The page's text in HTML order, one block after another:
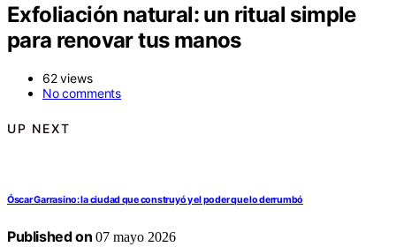
Exfoliación natural: un ritual simple
para renovar tus manos
62 views
No comments
UP NEXT
Óscar Garrasino: la ciudad que construyó y el poder que lo derrumbó
Published on 07 mayo 2026